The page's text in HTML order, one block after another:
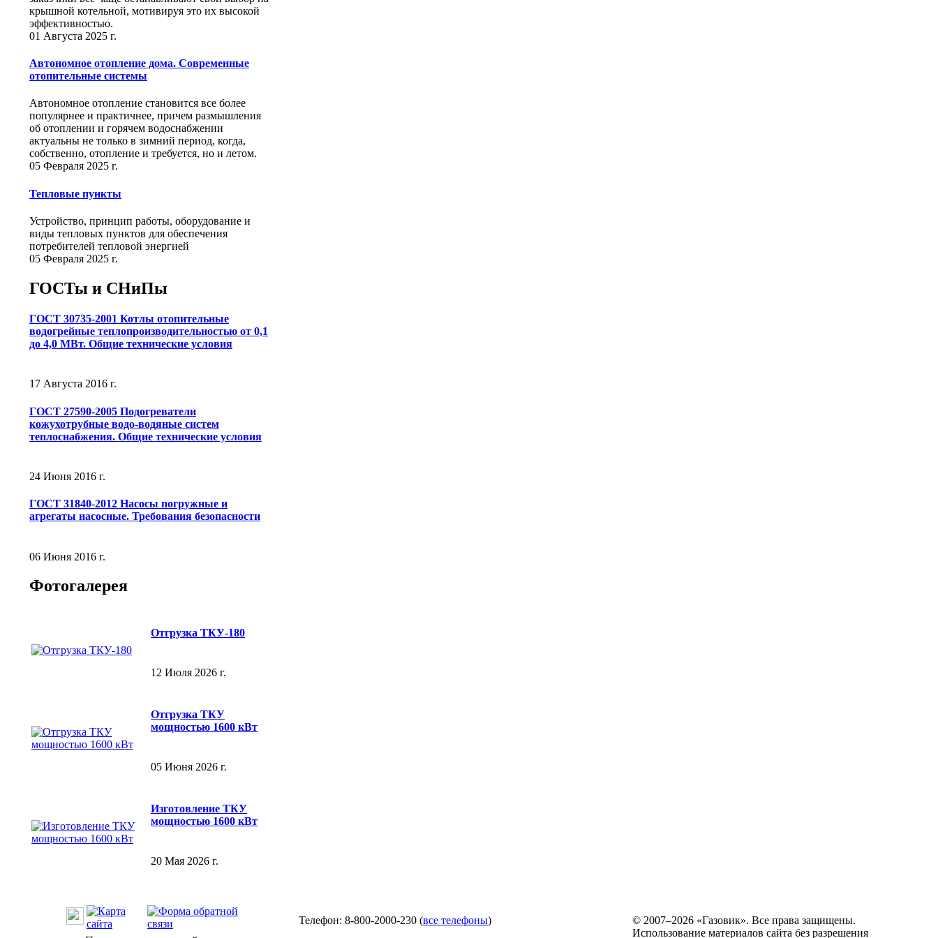
крышной котельной, мотивируя это их высокой
эффективностью.
01 Августа 2025 г.
Автономное отопление дома. Современные
отопительные системы
Автономное отопление становится все более
популярнее и практичнее, причем размышления
об отоплении и горячем водоснабжении
актуальны не только в зимний период, когда,
собственно, отопление и требуется, но и летом.
05 Февраля 2025 г.
Тепловые пункты
Устройство, принцип работы, оборудование и
виды тепловых пунктов для обеспечения
потребителей тепловой энергией
05 Февраля 2025 г.
ГОСТы и СНиПы
ГОСТ 30735-2001 Котлы отопительные
водогрейные теплопроизводительностью от 0,1
до 4,0 МВт. Общие технические условия
17 Августа 2016 г.
ГОСТ 27590-2005 Подогреватели
кожухотрубные водо-водяные систем
теплоснабжения. Общие технические условия
24 Июня 2016 г.
ГОСТ 31840-2012 Насосы погружные и
агрегаты насосные. Требования безопасности
06 Июня 2016 г.
Фотогалерея
Отгрузка ТКУ-180
12 Июля 2026 г.
Отгрузка ТКУ
мощностью 1600 кВт
05 Июня 2026 г.
Изготовление ТКУ
мощностью 1600 кВт
20 Мая 2026 г.
Телефон: 8-800-2000-230 (все телефоны)
© 2007–2026 «Газовик». Все права защищены.
Использование материалов сайта без разрешения